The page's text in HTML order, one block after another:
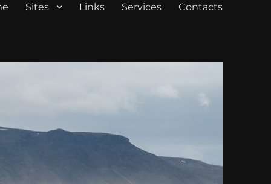
Sites Links Services Contacts